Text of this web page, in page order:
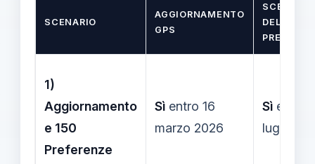
SCENARIO
AGGIORNAMENTO
GPS
SCELTA
DELLE 150
1)
Aggiornamento
e 150
Preferenze
Sì entro 16
marzo 2026
Sì entro
luglio